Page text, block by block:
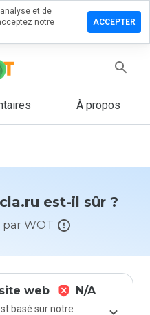
À propos
est-il sûr ?
WOT
web N/A
basé sur notre
et de
notre
ACCEPTER